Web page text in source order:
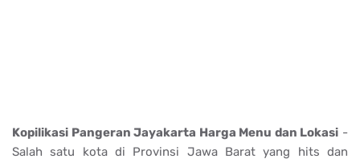
Kopilikasi Pangeran Jayakarta Harga Menu dan Lokasi -
Salah satu kota di Provinsi Jawa Barat yang hits dan